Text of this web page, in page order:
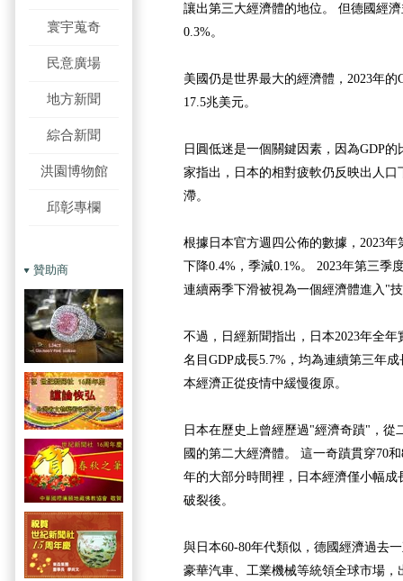
寰宇蒐奇
民意廣場
地方新聞
綜合新聞
洪園博物館
邱彰專欄
贊助商
讓出第三大經濟體的地位。 但德國經
0.3%。
美國仍是世界最大的經濟體，2023年的
17.5兆美元。
日圓低迷是一個關鍵因素，因為GDP
家指出，日本的相對疲軟仍反映出人
滯。
根據日本官方週四公佈的數據，2023
下降0.4%，季減0.1%。 2023年第三季
連續兩季下滑被視為一個經濟體進入"
不過，日經新聞指出，日本2023年全年
名目GDP成長5.7%，均為連續第三年
本經濟正從疫情中緩慢復原。
日本在歷史上曾經歷過"經濟奇蹟"，從
國的第二大經濟體。 這一奇蹟貫穿70
年的大部分時間裡，日本經濟僅小幅成
破裂後。
與日本60-80年代類似，德國經濟過去
豪華汽車、工業機械等統領全球市場